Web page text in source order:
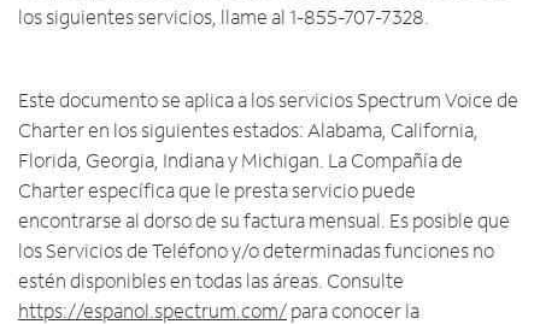
l
i
s
t
a
los siguientes servicios, llame al 1-855-707-7328.
Este documento se aplica a los servicios Spectrum Voice de
Charter en los siguientes estados: Alabama, California,
Florida, Georgia, Indiana y Michigan. La Compañía de
Charter específica que le presta servicio puede
encontrarse al dorso de su factura mensual. Es posible que
los Servicios de Teléfono y/o determinadas funciones no
estén disponibles en todas las áreas. Consulte
https://espanol.spectrum.com/para conocer la